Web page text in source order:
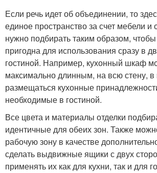
Если речь идет об объединении, то
единое пространство за счет мебели и
нужно подбирать таким образом,
пригодна для использования сразу в
гостиной. Например, кухонный шкаф
максимально длинным, на всю стену, в
размещаться кухонные
необходимые в гостиной.
Все цвета и материалы отделки
идентичные для обеих зон. Также
рабочую зону в качестве
сделать выдвижные ящики с двух
применять их как для кухни, так и для